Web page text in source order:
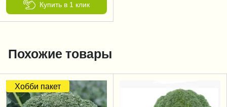
Купить в 1 клик
Похожие товары
Хобби пакет